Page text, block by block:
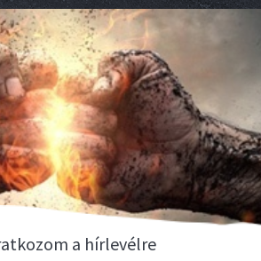
a hírlevélre